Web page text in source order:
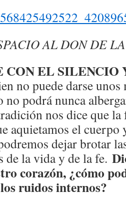
AL DON DE
CON EL SILENCIO
no puede darse
no podrá nunca
nos dice que
aquietamos el cuerpo
dejar brotar
de la vida y de la fe.
corazón, ¿cómo
ruidos internos?